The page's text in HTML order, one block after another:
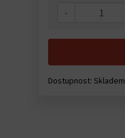
-
Dostupnost:Skladem